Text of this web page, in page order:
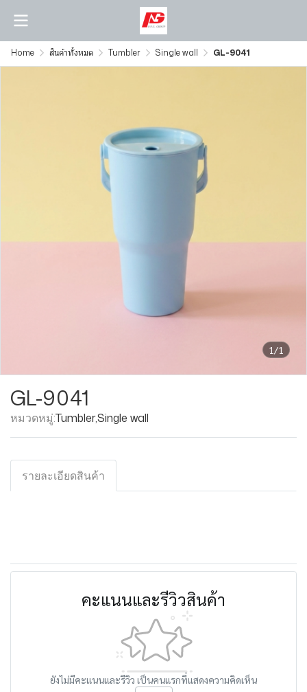
Home สินค้าทั้งหมด Tumbler Single wall GL-9041
1/1
GL-9041
หมวดหมู่:Tumbler,Single wall
รายละเอียดสินค้า
คะแนนและรีวิวสินค้า
ยังไม่มีคะแนนและรีวิว เป็นคนแรกที่แสดงความคิดเห็น